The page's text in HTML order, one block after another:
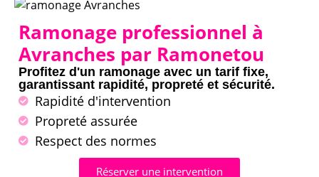
Ramonage professionnel à
Avranches par Ramonetou
Profitez d'un ramonage avec un tarif fixe,
garantissant rapidité, propreté et sécurité.
Rapidité d'intervention
Propreté assurée
Respect des normes
Réserver une intervention